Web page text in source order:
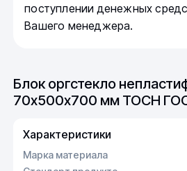
поступлении денежных
Вашего менеджера.
Блок оргстекло
70х500х700 мм ТОСН
Характеристики
Марка материала